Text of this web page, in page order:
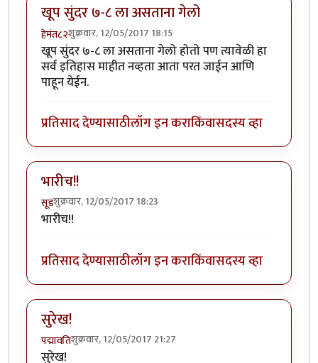
खूप सुंदर ७-८ ला असताना गेलो
हेमंत८२शुक्रवार, 12/05/2017 18:15
खूप सुंदर ७-८ ला असताना गेलो होतो पण त्यावेळी हा
सर्व इतिहास माहीत नव्हता आता परत जाईन आणि
पाहून येईन.
प्रतिसाद देण्यासाठीलॉग इन कराकिंवासदस्य व्हा
भारीच!!
सूडशुक्रवार, 12/05/2017 18:23
भारीच!!
प्रतिसाद देण्यासाठीलॉग इन कराकिंवासदस्य व्हा
सुरेख!
पद्मावतिशुक्रवार, 12/05/2017 21:27
सुरेख!